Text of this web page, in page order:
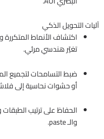
آليات التحويل الذكي
اكتشاف الأنماط
تغيّر هندسي مرئي.
ضبط التسامحات لتجميع
أو حشوات نحاسية إلى
الحفاظ على ترتيب الطبقات
والـ paste.